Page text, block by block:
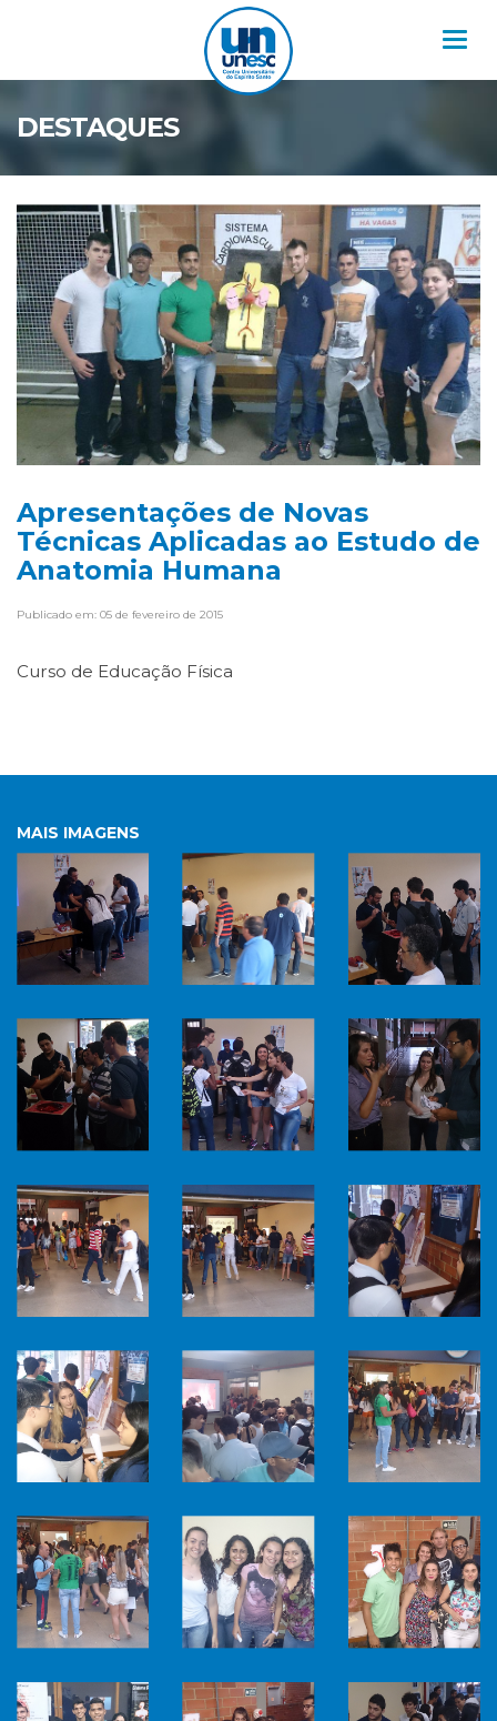
DESTAQUES
Apresentações de Novas
Técnicas Aplicadas ao Estudo de
Anatomia Humana
Publicado em: 05 de fevereiro de 2015
Curso de Educação Física
MAIS IMAGENS